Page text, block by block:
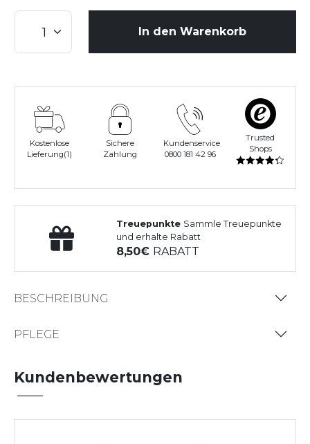
In den Warenkorb
Kostenlose
Lieferung(1)
Sichere
Zahlung
Kundenservice
0800 181 42 96
Trusted
Shops
Treuepunkte Sammle Treuepunkte
und erhalte Rabatt
8,50 RABATT
BESCHREIBUNG
PFLEGE
Kundenbewertungen